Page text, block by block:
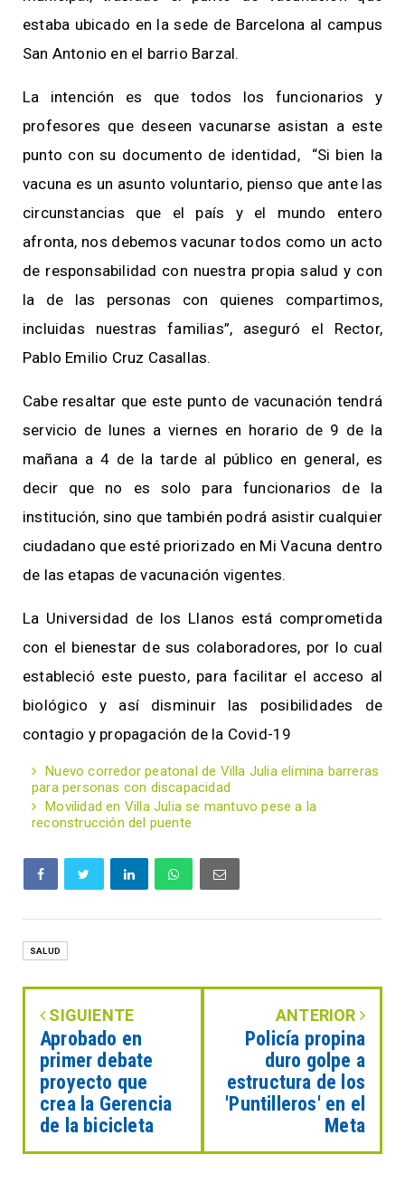
estaba ubicado en la sede de Barcelona al campus
San Antonio en el barrio Barzal.
La intención es que todos los funcionarios y
profesores que deseen vacunarse asistan a este
punto con su documento de identidad, “Si bien la
vacuna es un asunto voluntario, pienso que ante las
circunstancias que el país y el mundo entero
afronta, nos debemos vacunar todos como un acto
de responsabilidad con nuestra propia salud y con
la de las personas con quienes compartimos,
incluidas nuestras familias”, aseguró el Rector,
Pablo Emilio Cruz Casallas.
Cabe resaltar que este punto de vacunación tendrá
servicio de lunes a viernes en horario de 9 de la
mañana a 4 de la tarde al público en general, es
decir que no es solo para funcionarios de la
institución, sino que también podrá asistir cualquier
ciudadano que esté priorizado en Mi Vacuna dentro
de las etapas de vacunación vigentes.
La Universidad de los Llanos está comprometida
con el bienestar de sus colaboradores, por lo cual
estableció este puesto, para facilitar el acceso al
biológico y así disminuir las posibilidades de
contagio y propagación de la Covid-19
Nuevo corredor peatonal de Villa Julia elimina barreras
para personas con discapacidad
Movilidad en Villa Julia se mantuvo pese a la
reconstrucción del puente
SALUD
SIGUIENTE
Aprobado en
primer debate
proyecto que
crea la Gerencia
de la bicicleta
ANTERIOR
Policía propina
duro golpe a
estructura de los
'Puntilleros' en el
Meta